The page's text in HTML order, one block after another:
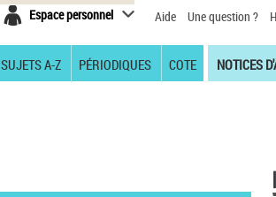
Espace personnel Aide Une question ?
SUJETS A-Z PÉRIODIQUES COTE NOTICES